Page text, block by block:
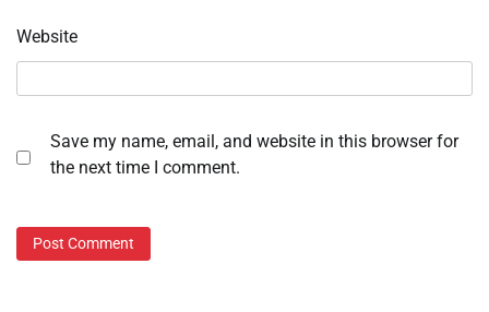
Website
Save my name, email, and website in this browser for
the next time I comment.